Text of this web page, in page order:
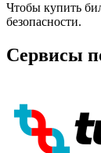
Чтобы купить
безопасности.
Сервисы